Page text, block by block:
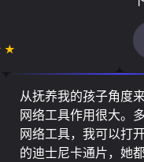
从抚养我的孩子角度
网络工具作用很大。
网络工具，我可以打
的迪士尼卡通片，她